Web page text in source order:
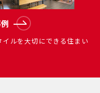
ルを大切にできる住まい